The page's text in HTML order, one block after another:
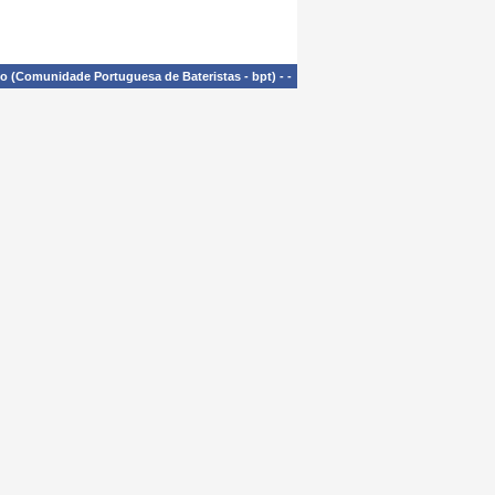
(Comunidade Portuguesa de Bateristas - bpt) - -